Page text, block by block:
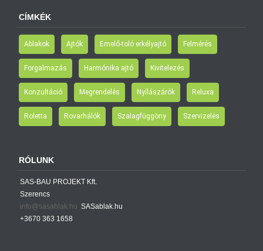
CÍMKÉK
Ablakok Ajtók Emelő-toló erkélyajtó Felmérés
Forgalmazás Harmónika ajtó Kivitelezés
Konzultáció Megrendelés Nyílászárók Reluxa
Roletta Rovarhálók Szalagfüggöny Szervizelés
RÓLUNK
SAS-BAU PROJEKT Kft.
Szerencs
info@sasablak.hu SASablak.hu
+3670 363 1658